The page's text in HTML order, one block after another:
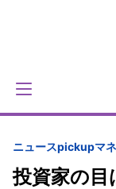
ニュースpickupマ
投資家の目